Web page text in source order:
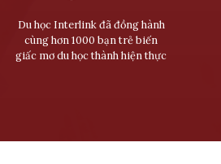
Du học Interlink đã đồng hành
cùng hơn 1000 bạn trẻ biến
giấc mơ du học thành hiện thực